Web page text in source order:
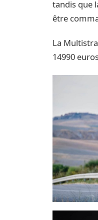
tandis que
être
La
14990